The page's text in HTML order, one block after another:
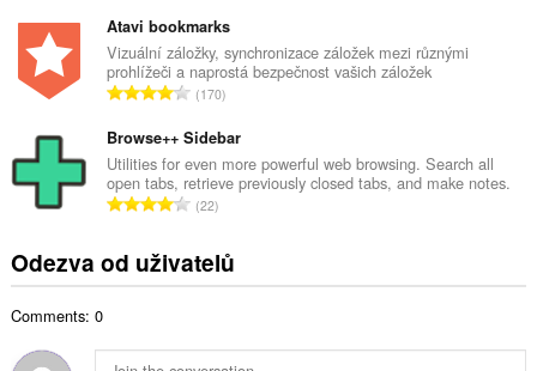
t
h
o
d
o
c
e
n
:
p
o
č
e
t
h
o
d
o
c
í
l
k
o
v
p
o
č
e
h
o
o
Atavi bookmarks
Vizuální záložky, synchronizace záložek mezi různými
prohlížeči a naprostá bezpečnost vašich záložek
C
l
k
o
v
p
o
t
170
Browse++ Sidebar
Utilities for even more powerful web browsing. Search all
open tabs, retrieve previously closed tabs, and make notes.
C
k
ý
22
Odezva od uživatelů
Comments: 0